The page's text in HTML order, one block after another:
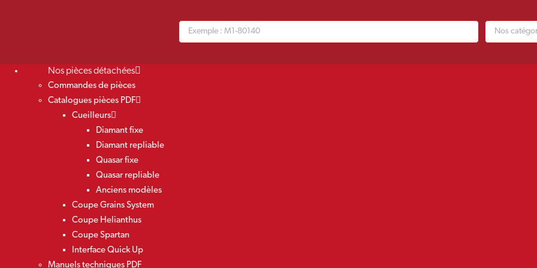
Nos pièces détachées
Commandes de pièces
Catalogues pièces PDF
Cueilleurs
Diamant fixe
Diamant repliable
Quasar fixe
Quasar repliable
Anciens modèles
Coupe Grains System
Coupe Helianthus
Coupe Spartan
Interface Quick Up
Manuels techniques PDF